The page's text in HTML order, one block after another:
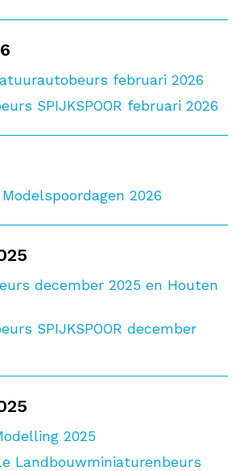
februari 2026
SPIJKSPOOR februari 2026
2026
december 2025 en Houten
SPIJKSPOOR december
2025
Landbouwminiaturenbeurs